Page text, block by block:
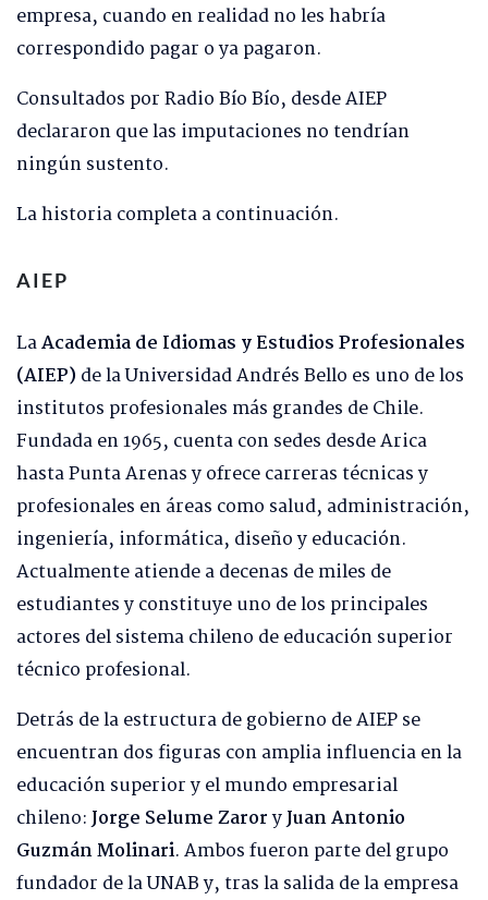
empresa, cuando en realidad no les habría
correspondido pagar o ya pagaron.
Consultados por Radio Bío Bío, desde AIEP
declararon que las imputaciones no tendrían
ningún sustento.
La historia completa a continuación.
AIEP
LaAcademia de Idiomas y Estudios Profesionales
(AIEP) de la Universidad Andrés Bello es uno de los
institutos profesionales más grandes de Chile.
Fundada en 1965, cuenta con sedes desde Arica
hasta Punta Arenas y ofrece carreras técnicas y
profesionales en áreas como salud, administración,
ingeniería, informática, diseño y educación.
Actualmente atiende a decenas de miles de
estudiantes y constituye uno de los principales
actores del sistema chileno de educación superior
técnico profesional.
Detrás de la estructura de gobierno de AIEP se
encuentran dos figuras con amplia influencia en la
educación superior y el mundo empresarial
chileno:Jorge Selume ZaroryJuan Antonio
Guzmán Molinari. Ambos fueron parte del grupo
fundador de la UNAB y, tras la salida de la empresa